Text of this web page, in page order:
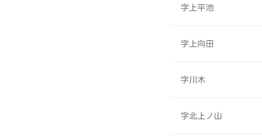
字上平池
字上向田
字川木
字北上ノ山